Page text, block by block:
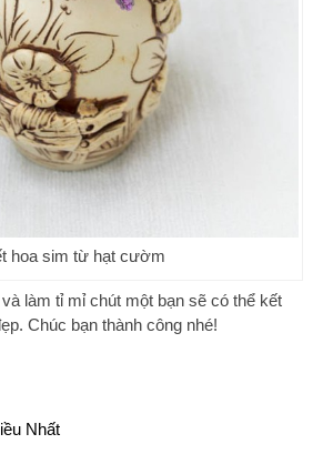
hoa sim từ hạt cườm
làm tỉ mỉ chút một bạn sẽ có thể kết
Chúc bạn thành công nhé!
Nhất